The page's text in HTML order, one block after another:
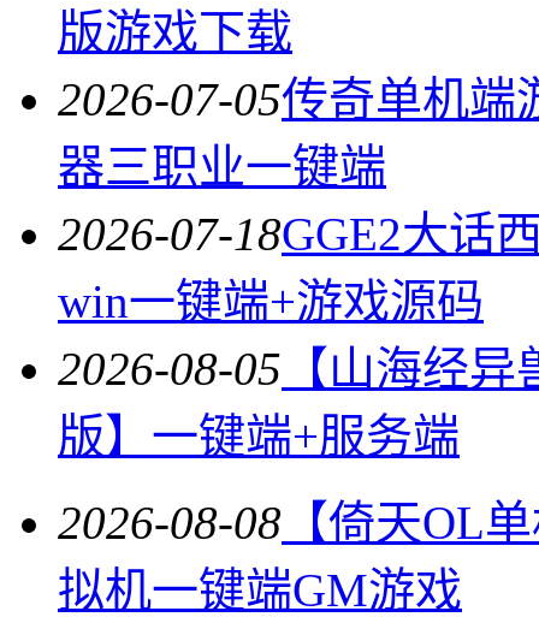
版游戏下载
2026-07-05传奇单机端
器三职业一键端
2026-07-18GGE2大话
win一键端+游戏源码
2026-08-05 【山海经
版】一键端+服务端
2026-08-08 【倚天OL
拟机一键端GM游戏